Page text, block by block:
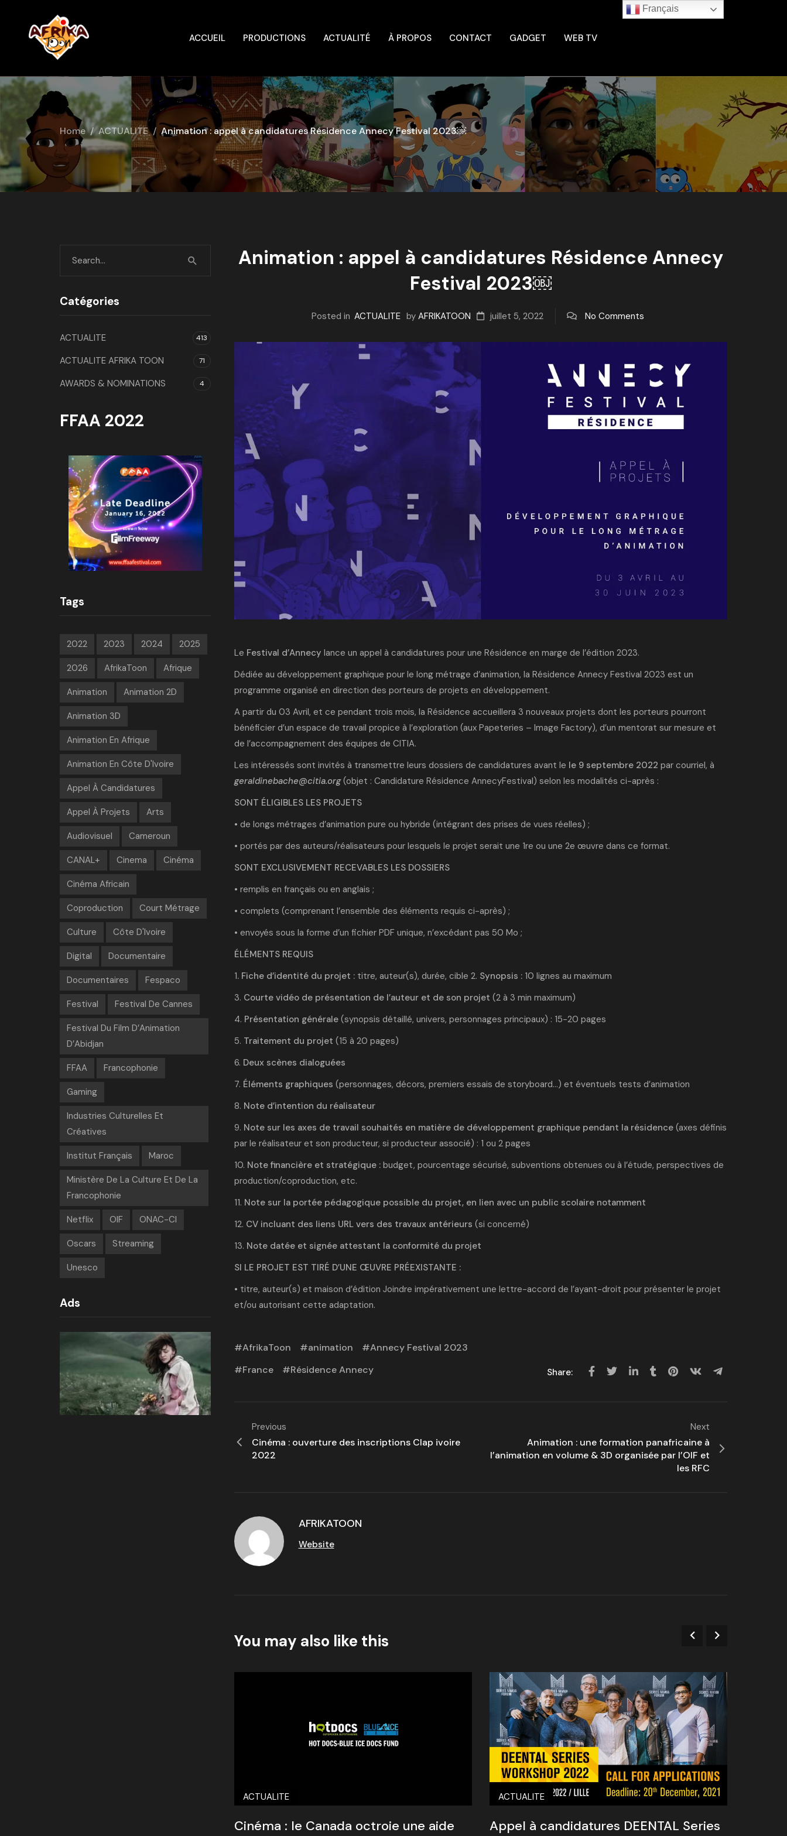
ACCUEIL PRODUCTIONS ACTUALITÉ À PROPOS CONTACT GADGET WEB TV
Home ACTUALITE Animation : appel à candidatures Résidence Annecy Festival 2023￼
Animation : appel à candidatures Résidence Annecy
Festival 2023￼
Posted in ACTUALITE by AFRIKATOON juillet 5, 2022 No Comments
Le Festival d’Annecy lance un appel à candidatures pour une Résidence en marge de l’édition 2023.
Dédiée au développement graphique pour le long métrage d’animation, la Résidence Annecy Festival 2023 est un
programme organisé en direction des porteurs de projets en développement.
A partir du 03 Avril, et ce pendant trois mois, la Résidence accueillera 3 nouveaux projets dont les porteurs pourront
bénéficier d’un espace de travail propice à l’exploration (aux Papeteries – Image Factory), d’un mentorat sur mesure et
de l’accompagnement des équipes de CITIA.
Les intéressés sont invités à transmettre leurs dossiers de candidatures avant le le 9 septembre 2022 par courriel, à
geraldinebache@citia.org(objet : Candidature Résidence AnnecyFestival) selon les modalités ci-après :
SONT ÉLIGIBLES LES PROJETS
• de longs métrages d’animation pure ou hybride (intégrant des prises de vues réelles) ;
• portés par des auteurs/réalisateurs pour lesquels le projet serait une 1re ou une 2e œuvre dans ce format.
SONT EXCLUSIVEMENT RECEVABLES LES DOSSIERS
• remplis en français ou en anglais ;
• complets (comprenant l’ensemble des éléments requis ci-après) ;
• envoyés sous la forme d’un fichier PDF unique, n’excédant pas 50 Mo ;
ÉLÉMENTS REQUIS
1. Fiche d’identité du projet :titre, auteur(s), durée, cible 2. Synopsis :10 lignes au maximum
3. Courte vidéo de présentation de l’auteur et de son projet (2 à 3 min maximum)
4. Présentation générale(synopsis détaillé, univers, personnages principaux) : 15-20 pages
5. Traitement du projet (15 à 20 pages)
6. Deux scènes dialoguées
7. Éléments graphiques (personnages, décors, premiers essais de storyboard…) et éventuels tests d’animation
8. Note d’intention du réalisateur
9. Note sur les axes de travail souhaités en matière de développement graphique pendant la résidence(axes définis
par le réalisateur et son producteur, si producteur associé) : 1 ou 2 pages
10. Note financière et stratégique :budget, pourcentage sécurisé, subventions obtenues ou à l’étude, perspectives de
production/coproduction, etc.
11. Note sur la portée pédagogique possible du projet, en lien avec un public scolaire notamment
12. CV incluant des liens URL vers des travaux antérieurs (si concerné)
13. Note datée et signée attestant la conformité du projet
SI LE PROJET EST TIRÉ D’UNE ŒUVRE PRÉEXISTANTE :
• titre, auteur(s) et maison d’édition Joindre impérativement une lettre-accord de l’ayant-droit pour présenter le projet
et/ou autorisant cette adaptation.
AfrikaToon animation
Annecy Festival 2023
France
Résidence Annecy Share:
Previous
Cinéma : ouverture des inscriptions Clap ivoire
2022
Next
Animation : une formation panafricaine à
l’animation en volume & 3D organisée par l’OIF et
les RFC
AFRIKATOON
Website
You may also like this
ACTUALITE
Cinéma : le Canada octroie une aide
ACTUALITE
Appel à candidatures DEENTAL Series
Catégories
ACTUALITE 413
ACTUALITE AFRIKA TOON 71
AWARDS & NOMINATIONS 4
FFAA 2022
Tags
2022 2023 2024 2025
2026 AfrikaToon Afrique
Animation Animation 2D
Animation 3D
Animation En Afrique
Animation En Côte D'Ivoire
Appel À Candidatures
Appel À Projets Arts
Audiovisuel Cameroun
CANAL+ Cinema Cinéma
Cinéma Africain
Coproduction Court Métrage
Culture Côte D'Ivoire
Digital Documentaire
Documentaires Fespaco
Festival Festival De Cannes
Festival Du Film D’Animation
D’Abidjan
FFAA Francophonie
Gaming
Industries Culturelles Et
Créatives
Institut Français Maroc
Ministère De La Culture Et De La
Francophonie
Netflix OIF ONAC-CI
Oscars Streaming
Unesco
Ads
Français